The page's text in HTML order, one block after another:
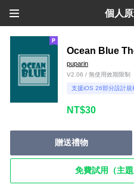
個人
Ocean Blue
puparin
V2.06 / 無使用效期限制
支援iOS 26部分設計規
NT$30
贈送禮物
免費試用（主題